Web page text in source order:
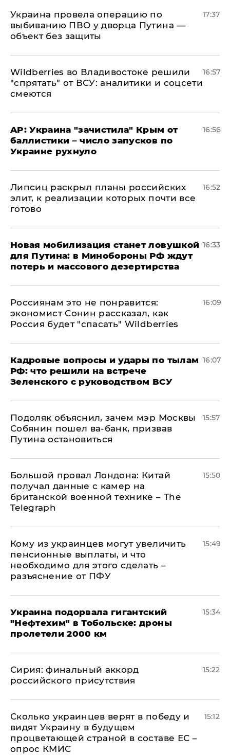
Украина провела операцию по
выбиванию ПВО у дворца Путина —
объект без защиты
17:37
Wildberries во Владивостоке решили
"спрятать" от ВСУ: аналитики и соцсети
смеются
16:57
AP: Украина "зачистила" Крым от
баллистики – число запусков по
Украине рухнуло
16:56
Липсиц раскрыл планы российских
элит, к реализации которых почти все
готово
16:52
​Новая мобилизация станет ловушкой
для Путина: в Минобороны РФ ждут
потерь и массового дезертирства
16:33
Россиянам это не понравится:
экономист Сонин рассказал, как
Россия будет "спасать" Wildberries
16:09
Кадровые вопросы и удары по тылам
РФ: что решили на встрече
Зеленского с руководством ВСУ
16:07
Подоляк объяснил, зачем мэр Москвы
Собянин пошел ва-банк, призвав
Путина остановиться
15:57
Большой провал Лондона: Китай
получал данные с камер на
британской военной технике – The
Telegraph
15:50
Кому из украинцев могут увеличить
пенсионные выплаты, и что
необходимо для этого сделать –
разъяснение от ПФУ
15:49
Украина подорвала гигантский
"Нефтехим" в Тобольске: дроны
пролетели 2000 км
15:34
​Сирия: финальный аккорд
российского присутствия
15:22
Сколько украинцев верят в победу и
видят Украину в будущем
процветающей страной в составе ЕС –
опрос КМИС
15:12